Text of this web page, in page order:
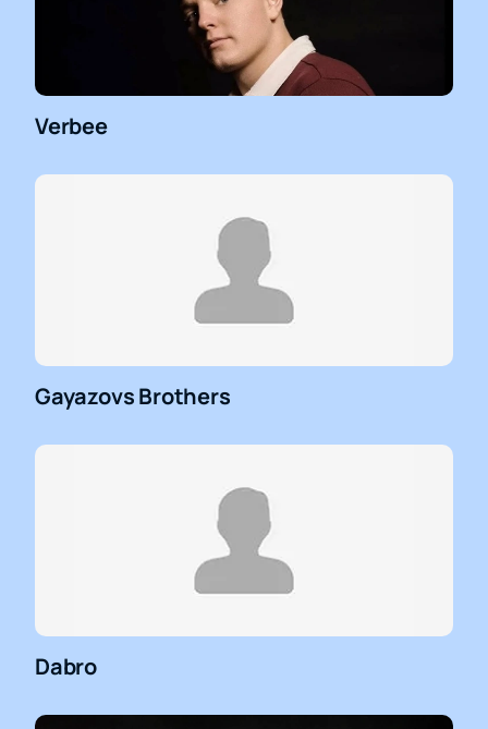
оборудование позволит вам отчетливо услышать
каждый аккорд и рассмотреть фестиваль VK Fest
2023 в малейших подробностях, независимо от
того, как далеко от сцены вы находитесь!
Verbee
Gayazovs Brothers
Dabro